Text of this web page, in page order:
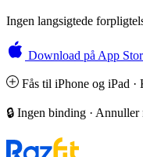
Ingen langsigtede
Download på App
Fås til iPhone og iPad
🔒 Ingen binding ·